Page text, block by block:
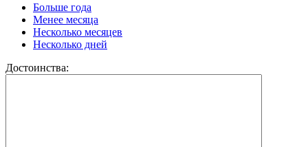
Больше года
Менее месяца
Несколько месяцев
Несколько дней
Достоинства: